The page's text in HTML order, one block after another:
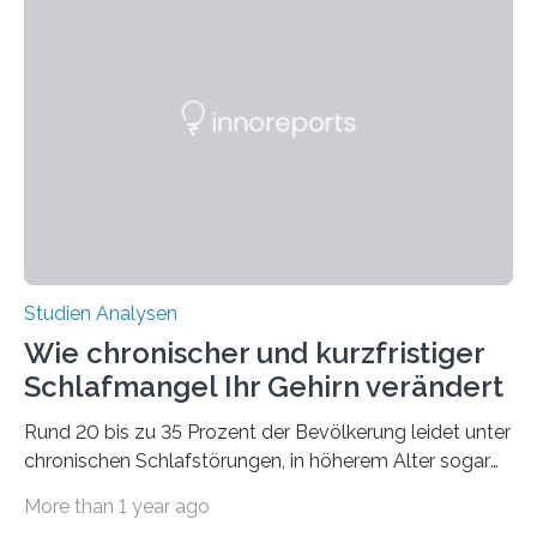
derzeitigen Verbreitungsgebiets bis zum Jahr 2100
Studien Analysen
Wie chronischer und kurzfristiger
Schlafmangel Ihr Gehirn verändert
Rund 20 bis zu 35 Prozent der Bevölkerung leidet unter
chronischen Schlafstörungen, in höherem Alter sogar
Erwachsene kennt zudem ein kurzfristiges Schlafdefizit:
More than 1 year ago